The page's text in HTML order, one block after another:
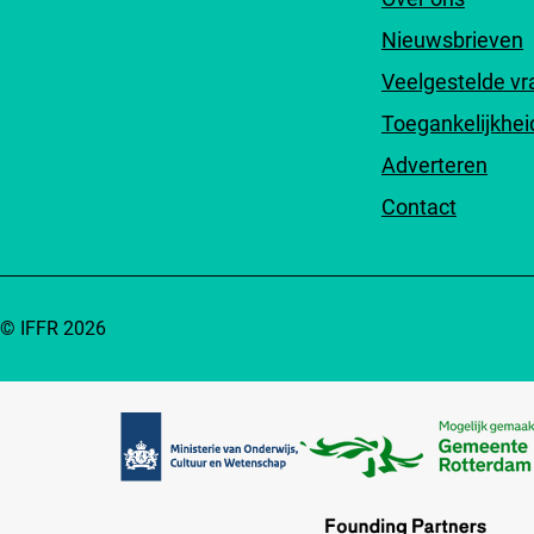
Nieuwsbrieven
Veelgestelde
Adverteren
Contact
© IFFR 2026